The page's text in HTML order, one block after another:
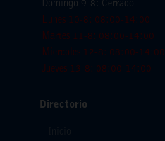
Directorio
Domingo 9-8: Cerrado
Lunes 10-8: 08:00-14:00
Martes 11-8: 08:00-14:00
Miercoles 12-8: 08:00-14:00
Jueves 13-8: 08:00-14:00